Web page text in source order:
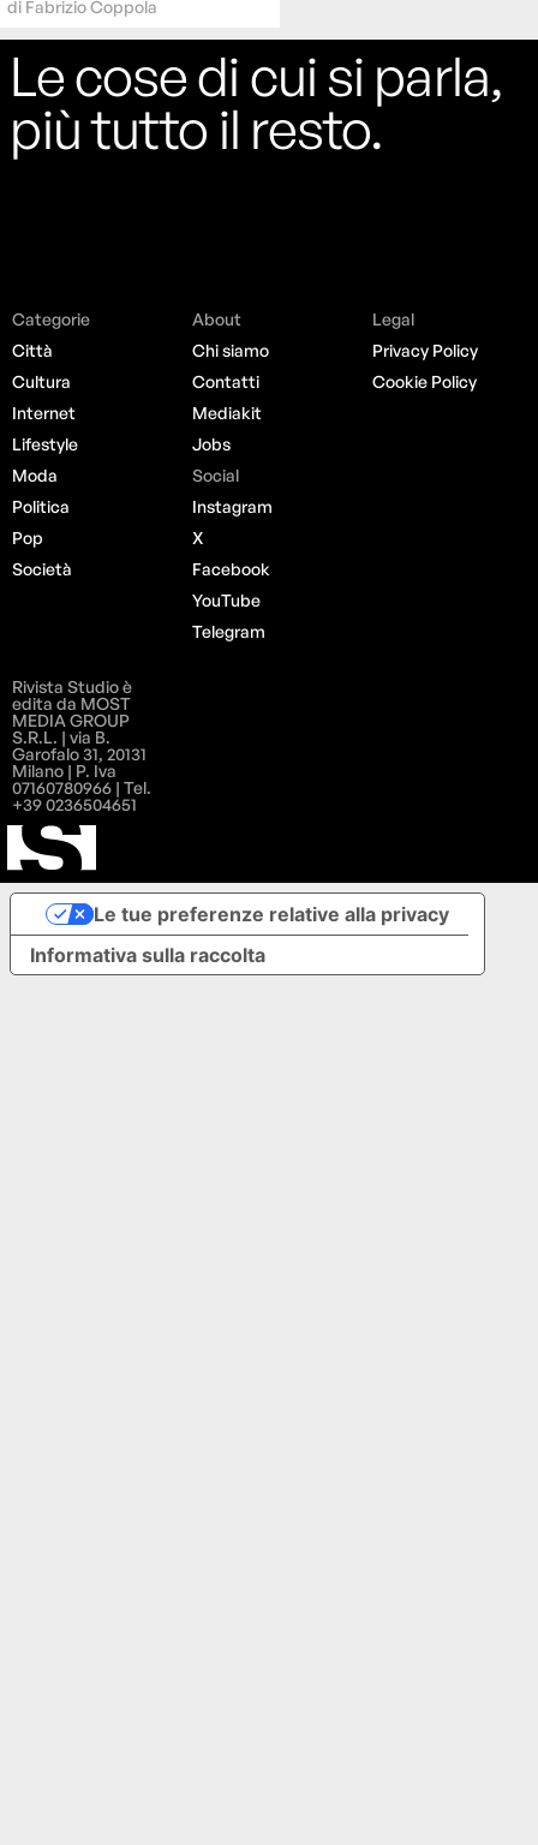
di Fabrizio Coppola
Le cose di cui si parla,
più tutto il resto.
Categorie
Città
Cultura
Internet
Lifestyle
Moda
Politica
Pop
Società
About
Chi siamo
Contatti
Mediakit
Jobs
Social
Instagram
X
Facebook
YouTube
Telegram
Legal
Privacy Policy
Cookie Policy
Rivista Studio è
edita da MOST
MEDIA GROUP
S.R.L. | via B.
Garofalo 31, 20131
Milano | P. Iva
07160780966 | Tel.
+39 0236504651
Informativa sulla raccolta
Le tue preferenze relative alla privacy